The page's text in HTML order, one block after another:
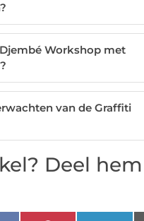
Workshop met
van de Graffiti
Deel